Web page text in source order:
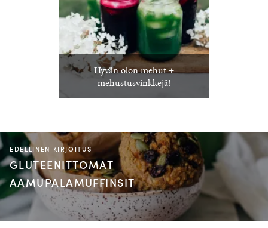
Hyvän olon mehut +
mehustusvinkkejä!
EDELLINEN KIRJOITUS
GLUTEENITTOMAT
AAMUPALAMUFFINSIT